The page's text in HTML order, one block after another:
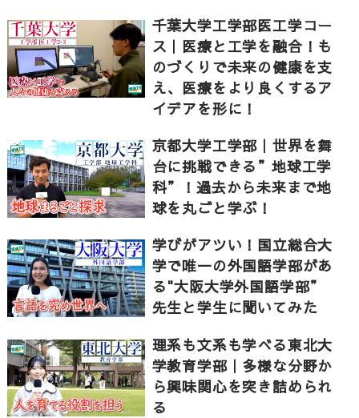
千葉大学工学部医工学コー
ス｜医療と工学を融合！も
のづくりで未来の健康を支
え、医療をより良くするア
イデアを形に！
京都大学工学部｜世界を舞
台に挑戦できる”地球工学
科”！過去から未来まで地
球を丸ごと学ぶ！
学びがアツい！国立総合大
学で唯一の外国語学部があ
る"大阪大学外国語学部”
先生と学生に聞いてみた
理系も文系も学べる東北大
学教育学部｜多様な分野か
ら興味関心を突き詰められ
る